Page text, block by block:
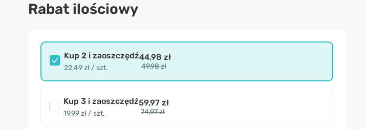
Rabat ilościowy
Kup 2 i zaoszczędź
22,49 zł / szt.
44,98 zł
49,98 zł
Kup 3 i zaoszczędź
19,99 zł / szt.
59,97 zł
74,97 zł